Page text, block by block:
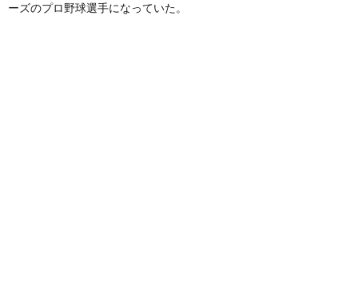
ーズのプロ野球選手になっていた。